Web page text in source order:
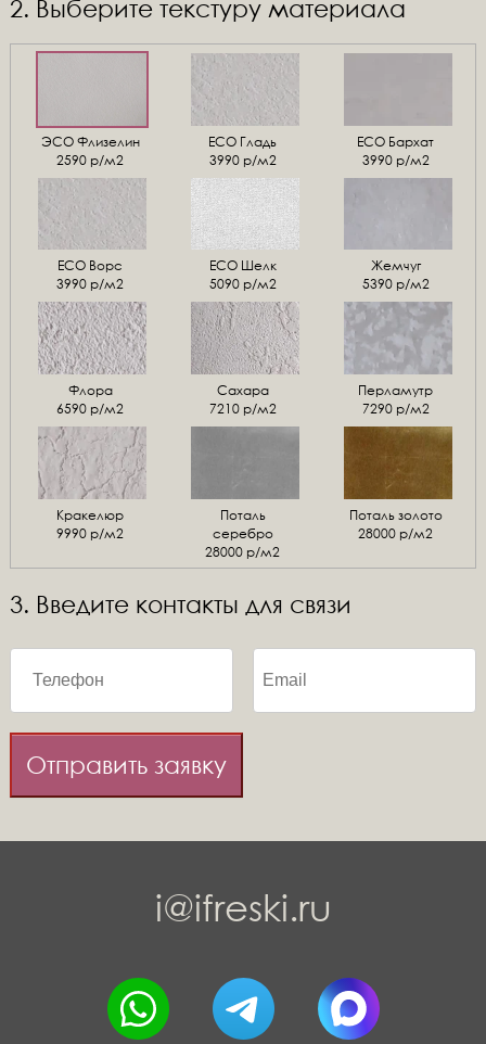
2. Выберите текстуру материала
ЭСО Флизелин
2590 р/м2
ЕСО Гладь
3990 р/м2
ECO Бархат
3990 р/м2
ЕСО Ворс
3990 р/м2
ЕСО Шелк
5090 р/м2
Жемчуг
5390 р/м2
Флора
6590 р/м2
Сахара
7210 р/м2
Перламутр
7290 р/м2
Кракелюр
9990 р/м2
Поталь
серебро
28000 р/м2
Поталь золото
28000 р/м2
3. Введите контакты для связи
Отправить заявку
i@ifreski.ru